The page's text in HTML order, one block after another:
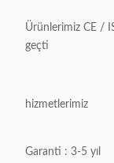
Ürünlerimiz CE /
geçti
hizmetlerimiz
Garanti : 3-5 yıl